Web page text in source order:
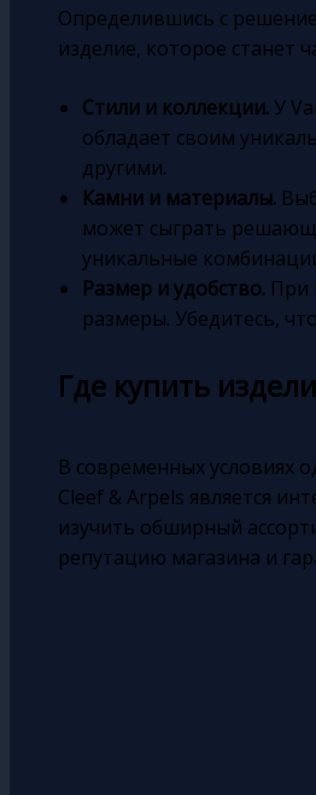
Определившись с
изделие, которое станет
Стили и коллекции. У
обладает своим
другими.
Камни и материалы.
может сыграть
уникальные
Размер и удобство. При
размеры. Убедитесь,
Где купить
В современных условиях
Cleef & Arpels является
изучить обширный
репутацию магазина и